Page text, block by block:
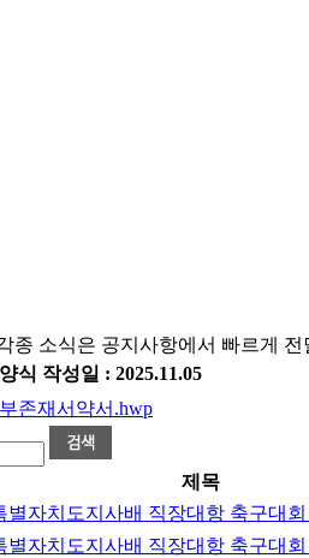
종 소식은 공지사항에서 빠르게
식 작성일 : 2025.11.05
존재서약서.hwp
제목
별자치도지사배 직장대항 축구대
별자치도지사배 직장대항 축구대회